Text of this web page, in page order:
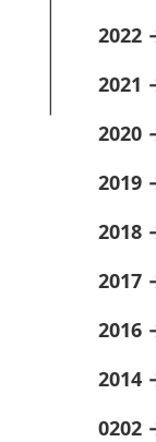
2022
2021
2020
2019
2018
2017
2016
2014
0202